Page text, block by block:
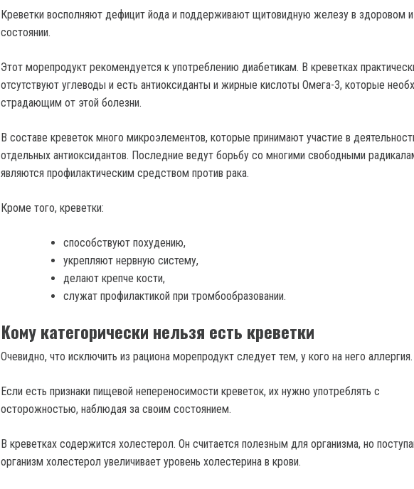
Креветки восполняют дефицит йода и поддерживают щитовидную железу в здоровом
состоянии.
Этот морепродукт рекомендуется к употреблению диабетикам. В креветках
отсутствуют углеводы и есть антиоксиданты и жирные кислоты Омега-3, которые
страдающим от этой болезни.
В составе креветок много микроэлементов, которые принимают участие в
отдельных антиоксидантов. Последние ведут борьбу со многими свободными
являются профилактическим средством против рака.
Кроме того, креветки:
способствуют похудению,
укрепляют нервную систему,
делают крепче кости,
служат профилактикой при тромбообразовании.
Кому категорически нельзя есть креветки
Очевидно, что исключить из рациона морепродукт следует тем, у кого на него аллергия.
Если есть признаки пищевой непереносимости креветок, их нужно употреблять с
осторожностью, наблюдая за своим состоянием.
В креветках содержится холестерол. Он считается полезным для организма, но
организм холестерол увеличивает уровень холестерина в крови.